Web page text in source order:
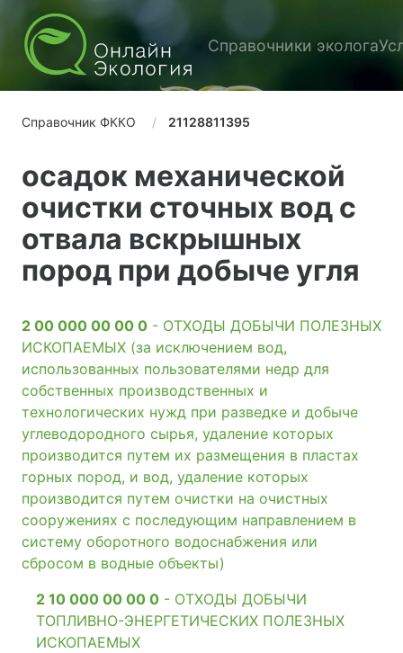
Справочники эколога
Справочник ФККО 21128811395
осадок механической
очистки сточных вод с
отвала вскрышных
пород при добыче угля
2 00 000 00 00 0 - ОТХОДЫ ДОБЫЧИ ПОЛЕЗНЫХ
ИСКОПАЕМЫХ (за исключением вод,
использованных пользователями недр для
собственных производственных и
технологических нужд при разведке и добыче
углеводородного сырья, удаление которых
производится путем их размещения в пластах
горных пород, и вод, удаление которых
производится путем очистки на очистных
сооружениях с последующим направлением в
систему оборотного водоснабжения или
сбросом в водные объекты)
2 10 000 00 00 0 - ОТХОДЫ ДОБЫЧИ
ТОПЛИВНО-ЭНЕРГЕТИЧЕСКИХ ПОЛЕЗНЫХ
ИСКОПАЕМЫХ